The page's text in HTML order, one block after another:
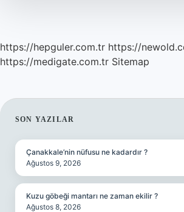
https://hepguler.com.tr https://
https://medigate.com.tr Sitemap
SIDEBAR
SON YAZILAR
Çanakkale’nin nüfusu ne kadardır ?
Ağustos 9, 2026
Kuzu göbeği mantarı ne zaman ekilir ?
Ağustos 8, 2026